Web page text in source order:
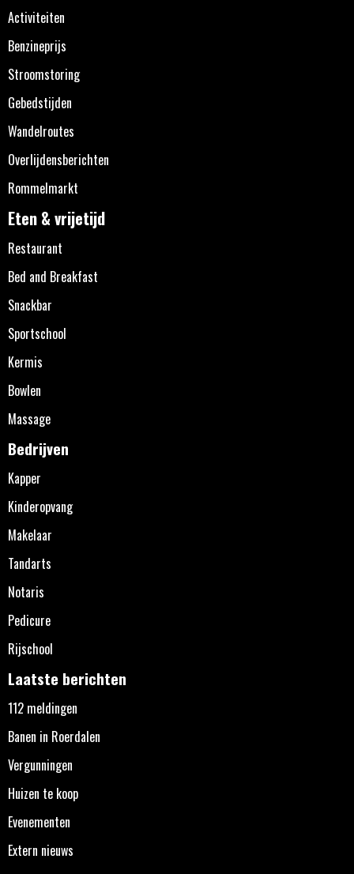
Activiteiten
Benzineprijs
Stroomstoring
Gebedstijden
Wandelroutes
Overlijdensberichten
Rommelmarkt
Eten & vrijetijd
Restaurant
Bed and Breakfast
Snackbar
Sportschool
Kermis
Bowlen
Massage
Bedrijven
Kapper
Kinderopvang
Makelaar
Tandarts
Notaris
Pedicure
Rijschool
Laatste berichten
112 meldingen
Banen in Roerdalen
Vergunningen
Huizen te koop
Evenementen
Extern nieuws